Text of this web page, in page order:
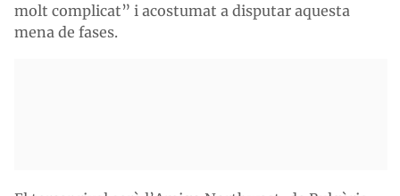
molt complicat” i acostumat a disputar aquesta
mena de fases.